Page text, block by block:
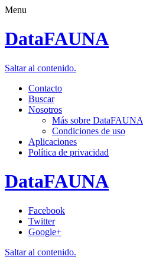
Menu
DataFAUNA
Saltar al contenido.
Contacto
Buscar
Nosotros
Más sobre DataFAUNA
Condiciones de uso
Aplicaciones
Política de privacidad
DataFAUNA
Facebook
Twitter
Google+
Saltar al contenido.